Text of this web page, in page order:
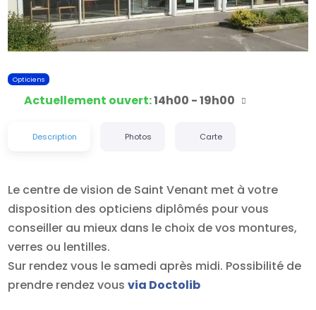
Opticiens
Actuellement ouvert:14h00 - 19h00
Description Photos Carte
Le centre de vision de Saint Venant met à votre
disposition des opticiens diplômés pour vous
conseiller au mieux dans le choix de vos montures,
verres ou lentilles.
Sur rendez vous le samedi après midi. Possibilité de
prendre rendez vousvia Doctolib